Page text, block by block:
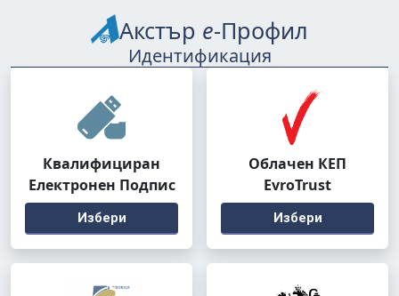
Акстър е-Профил
Идентификация
Квалифициран
Електронен Подпис
Избери
Облачен КЕП
EvroTrust
Избери